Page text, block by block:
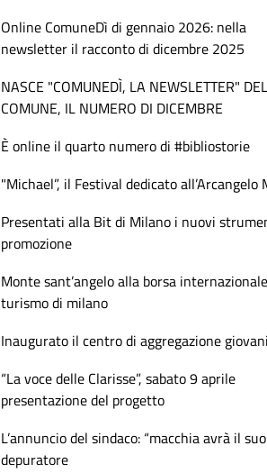
Online ComuneDì di gennaio 2026: nella
newsletter il racconto di dicembre 2025
NASCE "COMUNEDÌ, LA NEWSLETTER" DEL
COMUNE, IL NUMERO DI DICEMBRE
È online il quarto numero di #bibliostorie
"Michael”, il Festival dedicato all’Arcangelo
Presentati alla Bit di Milano i nuovi
promozione
Monte sant’angelo alla borsa
turismo di milano
Inaugurato il centro di aggregazione
“La voce delle Clarisse”, sabato 9 aprile
presentazione del progetto
L’annuncio del sindaco: “macchia avrà il suo
depuratore